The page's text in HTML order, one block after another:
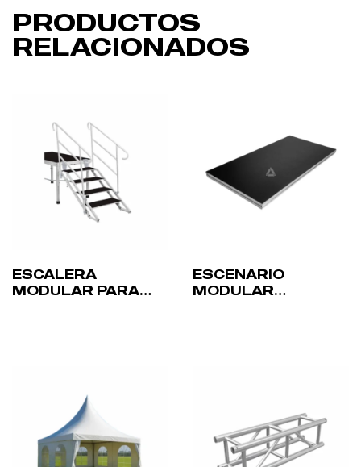
PRODUCTOS
RELACIONADOS
ESCALERA
MODULAR PARA
ESCENARIO
MODULAR